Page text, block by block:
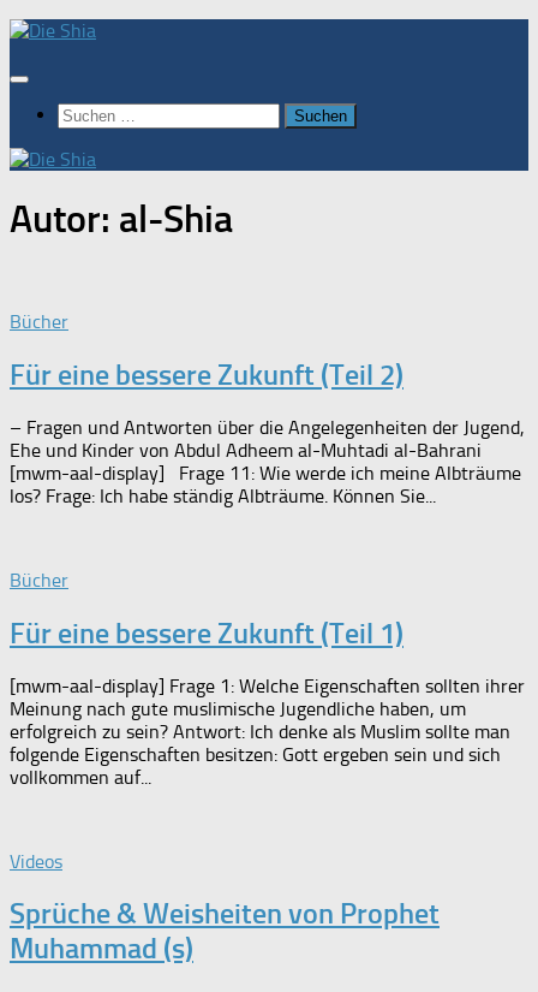
Zum
springen
Suchen
nach:
Autor: al-Shia
Bücher
Für eine bessere Zukunft (Teil 2)
– Fragen und Antworten über die Angelegenheiten der Jugend,
Ehe und Kinder von Abdul Adheem al-Muhtadi al-Bahrani
[mwm-aal-display] Frage 11: Wie werde ich meine Albträume
los? Frage: Ich habe ständig Albträume. Können Sie...
Bücher
Für eine bessere Zukunft (Teil 1)
[mwm-aal-display] Frage 1: Welche Eigenschaften sollten ihrer
Meinung nach gute muslimische Jugendliche haben, um
erfolgreich zu sein? Antwort: Ich denke als Muslim sollte man
folgende Eigenschaften besitzen: Gott ergeben sein und sich
vollkommen auf...
Videos
Sprüche & Weisheiten von Prophet
Muhammad (s)